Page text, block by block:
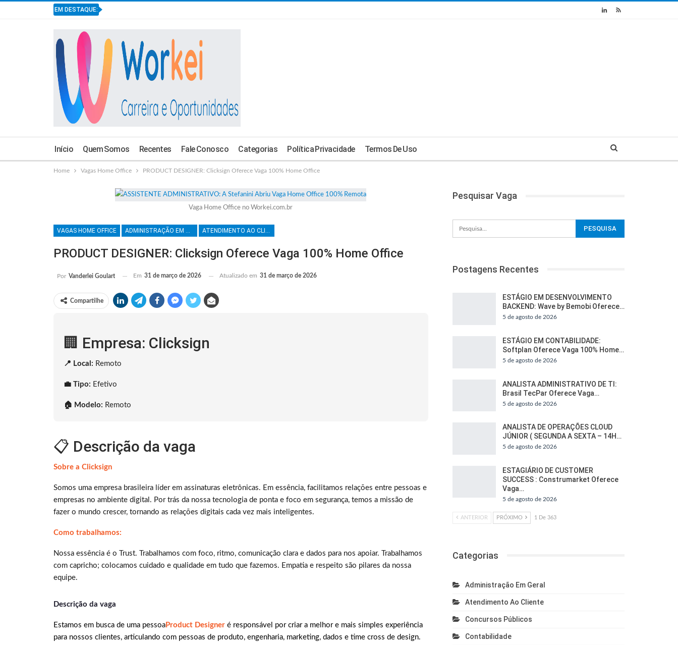
EM DESTAQUE:
Início Quem Somos Recentes Fale Conosco Categorias Política Privacidade Termos De Uso
Home Vagas Home Office PRODUCT DESIGNER: Clicksign Oferece Vaga 100% Home Office
Vaga Home Office no Workei.com.br
VAGAS HOME OFFICE ADMINISTRAÇÃO EM GERAL ATENDIMENTO AO CLIENTE
PRODUCT DESIGNER: Clicksign Oferece Vaga 100% Home Office
Por Vanderlei Goulart Em 31 de março de 2026 Atualizado em 31 de março de 2026
Compartilhe
🏢 Empresa: Clicksign
📍 Local: Remoto
💼 Tipo: Efetivo
🏠 Modelo: Remoto
📋 Descrição da vaga
Sobre a Clicksign
Somos uma empresa brasileira líder em assinaturas eletrônicas. Em essência, facilitamos relações entre pessoas e
empresas no ambiente digital. Por trás da nossa tecnologia de ponta e foco em segurança, temos a missão de
fazer o mundo crescer, tornando as relações digitais cada vez mais inteligentes.
Como trabalhamos:
Nossa essência é o Trust. Trabalhamos com foco, ritmo, comunicação clara e dados para nos apoiar. Trabalhamos
com capricho; colocamos cuidado e qualidade em tudo que fazemos. Empatia e respeito são pilares da nossa
equipe.
Descrição da vaga
Estamos em busca de uma pessoa Product Designer é responsável por criar a melhor e mais simples experiência
para nossos clientes, articulando com pessoas de produto, engenharia, marketing, dados e time cross de design.
Pesquisar Vaga
Postagens Recentes
ESTÁGIO EM DESENVOLVIMENTO
BACKEND: Wave by Bemobi Oferece…
5 de agosto de 2026
ESTÁGIO EM CONTABILIDADE:
Softplan Oferece Vaga 100% Home…
5 de agosto de 2026
ANALISTA ADMINISTRATIVO DE TI:
Brasil TecPar Oferece Vaga…
5 de agosto de 2026
ANALISTA DE OPERAÇÕES CLOUD
JÚNIOR ( SEGUNDA A SEXTA – 14H…
5 de agosto de 2026
ESTAGIÁRIO DE CUSTOMER
SUCCESS : Construmarket Oferece
Vaga…
5 de agosto de 2026
ANTERIOR PRÓXIMO 1 De 363
Categorias
Administração Em Geral
Atendimento Ao Cliente
Concursos Públicos
Contabilidade